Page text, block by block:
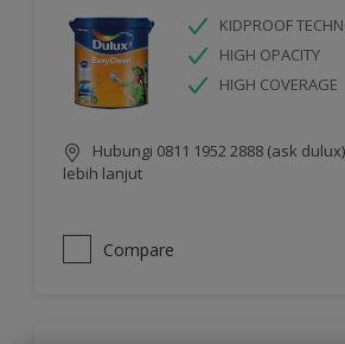
KIDPROOF
HIGH OPACITY
HIGH COVERAGE
Hubungi 0811 1952 2888 (ask
lebih lanjut
Compare